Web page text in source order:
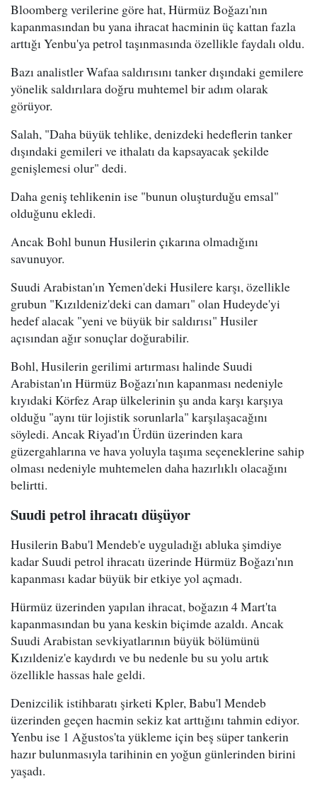
Bloomberg verilerine göre hat, Hürmüz Boğazı'nın
kapanmasından bu yana ihracat hacminin üç kattan fazla
arttığı Yenbu'ya petrol taşınmasında özellikle faydalı oldu.
Bazı analistler Wafaa saldırısını tanker dışındaki gemilere
yönelik saldırılara doğru muhtemel bir adım olarak
görüyor.
Salah, "Daha büyük tehlike, denizdeki hedeflerin tanker
dışındaki gemileri ve ithalatı da kapsayacak şekilde
genişlemesi olur" dedi.
Daha geniş tehlikenin ise "bunun oluşturduğu emsal"
olduğunu ekledi.
Ancak Bohl bunun Husilerin çıkarına olmadığını
savunuyor.
Suudi Arabistan'ın Yemen'deki Husilere karşı, özellikle
grubun "Kızıldeniz'deki can damarı" olan Hudeyde'yi
hedef alacak "yeni ve büyük bir saldırısı" Husiler
açısından ağır sonuçlar doğurabilir.
Bohl, Husilerin gerilimi artırması halinde Suudi
Arabistan'ın Hürmüz Boğazı'nın kapanması nedeniyle
kıyıdaki Körfez Arap ülkelerinin şu anda karşı karşıya
olduğu "aynı tür lojistik sorunlarla" karşılaşacağını
söyledi. Ancak Riyad'ın Ürdün üzerinden kara
güzergahlarına ve hava yoluyla taşıma seçeneklerine sahip
olması nedeniyle muhtemelen daha hazırlıklı olacağını
belirtti.
Suudi petrol ihracatı düşüyor
Husilerin Babu'l Mendeb'e uyguladığı abluka şimdiye
kadar Suudi petrol ihracatı üzerinde Hürmüz Boğazı'nın
kapanması kadar büyük bir etkiye yol açmadı.
Hürmüz üzerinden yapılan ihracat, boğazın 4 Mart'ta
kapanmasından bu yana keskin biçimde azaldı. Ancak
Suudi Arabistan sevkiyatlarının büyük bölümünü
Kızıldeniz'e kaydırdı ve bu nedenle bu su yolu artık
özellikle hassas hale geldi.
Denizcilik istihbaratı şirketi Kpler, Babu'l Mendeb
üzerinden geçen hacmin sekiz kat arttığını tahmin ediyor.
Yenbu ise 1 Ağustos'ta yükleme için beş süper tankerin
hazır bulunmasıyla tarihinin en yoğun günlerinden birini
yaşadı.